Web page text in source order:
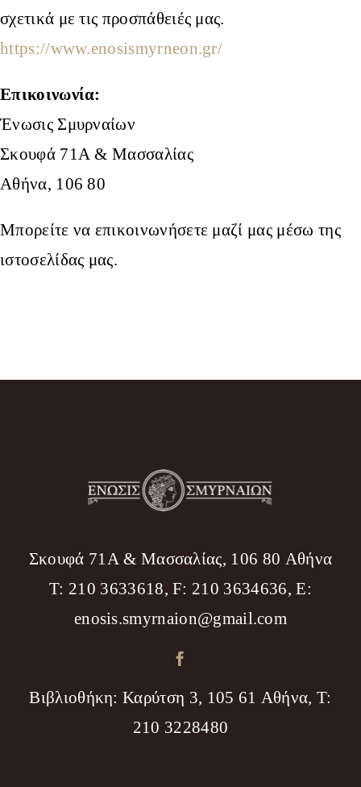
σχετικά με τις προσπάθειές μας.
https://www.enosismyrneon.gr/
Επικοινωνία:
Ένωσις Σμυρναίων
Σκουφά 71Α & Μασσαλίας
Αθήνα, 106 80
Μπορείτε να επικοινωνήσετε μαζί μας μέσω της
ιστοσελίδας μας.
Σκουφά 71Α & Μασσαλίας, 106 80 Αθήνα
T: 210 3633618, F: 210 3634636, Ε:
enosis.smyrnaion@gmail.com
Βιβλιοθήκη: Καρύτση 3, 105 61 Αθήνα, T:
210 3228480